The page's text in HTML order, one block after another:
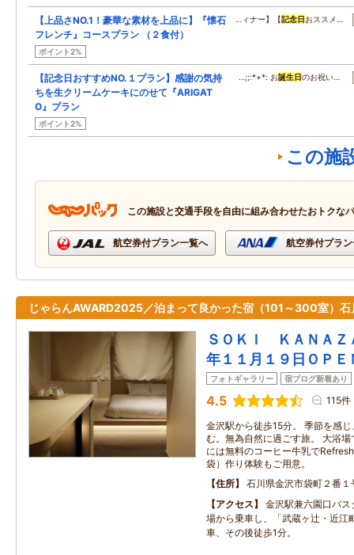
【上品さNO.1！豪華な素材を上品に】『懐石
フレンチ』コースプラン （２食付）
ポイント2%
…ィナー】【記念日 おススメ…
【記念日おすすめNO.１プラン】感謝の気持
ちを生クリームケーキにのせて『ARIGAT
O』プラン
ポイント2%
…;;:*+*: お誕生日のお祝い…
この施
この施設と交通手段を自由に組み合わせたおトクな
航空券付プラン一覧へ 航空券付プラ
じゃらんAWARD2025／泊まって良かった宿（101～300室）石
ＳＯＫＩ ＫＡＮＡＺ
年１１月１９日ＯＰＥ
フォトギャラリー 宿ブログ新着あり
4.5 115件
金沢駅から徒歩15分。 季節を感
む。無為自然に過ごす旅。 大浴
には無料のコーヒー牛乳で
袋）作り体験もご用意。
住所
石川県金沢市袋町２番１
アクセス
金沢駅兼六園口バ
場から乗車し、「武蔵ヶ辻・近江
車、その後徒歩1分。